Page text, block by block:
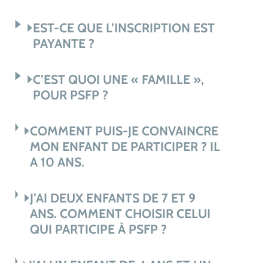
EST-CE QUE L’INSCRIPTION EST
PAYANTE ?
C’EST QUOI UNE « FAMILLE »,
POUR PSFP ?
COMMENT PUIS-JE CONVAINCRE
MON ENFANT DE PARTICIPER ? IL
A 10 ANS.
J’AI DEUX ENFANTS DE 7 ET 9
ANS. COMMENT CHOISIR CELUI
QUI PARTICIPE À PSFP ?